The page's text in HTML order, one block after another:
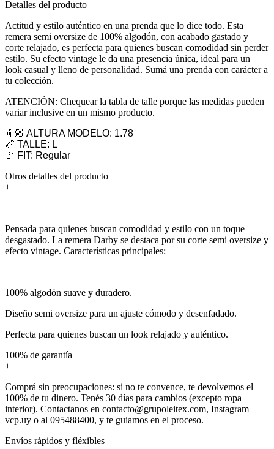
Detalles del producto
Actitud y estilo auténtico en una prenda que lo dice todo. Esta
remera semi oversize de 100% algodón, con acabado gastado y
corte relajado, es perfecta para quienes buscan comodidad sin perder
estilo. Su efecto vintage le da una presencia única, ideal para un
look casual y lleno de personalidad. Sumá una prenda con carácter a
tu colección.
ATENCIÓN: Chequear la tabla de talle porque las medidas pueden
variar inclusive en un mismo producto.
🧍🏼 ALTURA MODELO: 1.78
📏 TALLE: L
🚩 FIT: Regular
Otros detalles del producto
+
Pensada para quienes buscan comodidad y estilo con un toque
desgastado. La remera Darby se destaca por su corte semi oversize y
efecto vintage. Características principales:
100% algodón suave y duradero.
Diseño semi oversize para un ajuste cómodo y desenfadado.
Perfecta para quienes buscan un look relajado y auténtico.
100% de garantía
+
Comprá sin preocupaciones: si no te convence, te devolvemos el
100% de tu dinero. Tenés 30 días para cambios (excepto ropa
interior). Contactanos en contacto@grupoleitex.com, Instagram
vcp.uy o al 095488400, y te guiamos en el proceso.
Envíos rápidos y fléxibles